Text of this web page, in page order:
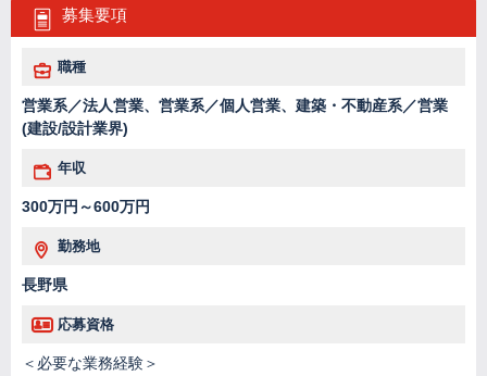
募集要項
職種
営業系／法人営業、営業系／個人営業、建築・不動産系／営業
(建設/設計業界)
年収
300万円～600万円
勤務地
長野県
応募資格
＜必要な業務経験＞